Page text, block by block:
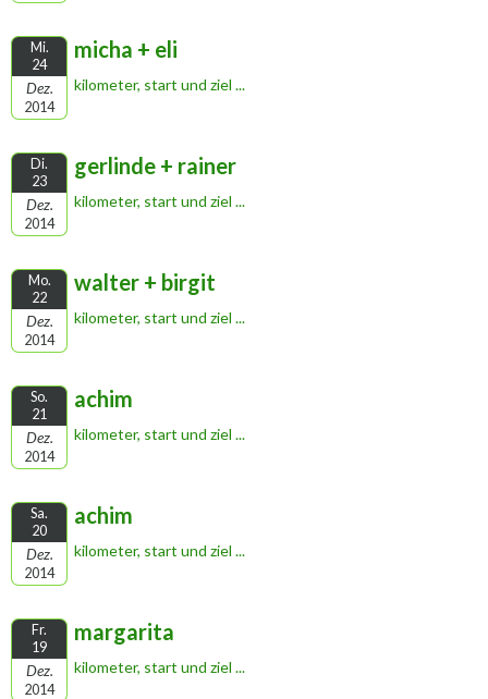
Mi.
24
Dez.
2014
micha + eli
kilometer, start und ziel ...
Di.
23
Dez.
2014
gerlinde + rainer
kilometer, start und ziel ...
Mo.
22
Dez.
2014
walter + birgit
kilometer, start und ziel ...
So.
21
Dez.
2014
achim
kilometer, start und ziel ...
Sa.
20
Dez.
2014
achim
kilometer, start und ziel ...
Fr.
19
Dez.
2014
margarita
kilometer, start und ziel ...